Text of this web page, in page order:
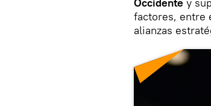
factores, entre
alianzas